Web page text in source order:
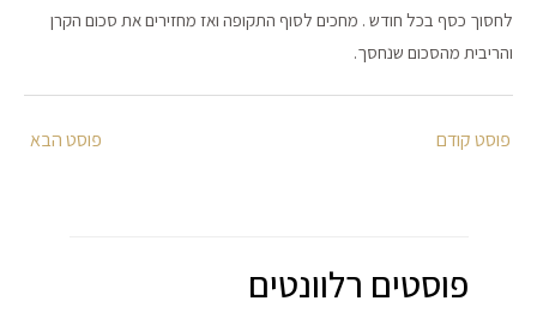
לחסוך כסף בכל חודש . מחכים לסוף התקופה ואז מחזירים את סכום הקרן
והריבית מהסכום שנחסך.
Post
פוסטים רלוונטים